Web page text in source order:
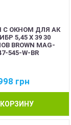
С ОКНОМ ДЛЯ АК
5,45 Х 39 30
BROWN MAG-
545-W-BR
грн
КОРЗИНУ